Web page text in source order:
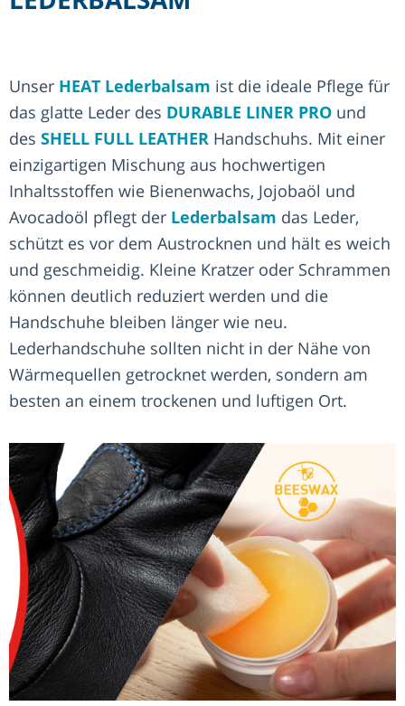
Unser HEAT Lederbalsam ist die ideale Pflege für
das glatte Leder des DURABLE LINER PRO und
des SHELL FULL LEATHER Handschuhs. Mit einer
einzigartigen Mischung aus hochwertigen
Inhaltsstoffen wie Bienenwachs, Jojobaöl und
Avocadoöl pflegt der Lederbalsam das Leder,
schützt es vor dem Austrocknen und hält es weich
und geschmeidig. Kleine Kratzer oder Schrammen
können deutlich reduziert werden und die
Handschuhe bleiben länger wie neu.
Lederhandschuhe sollten nicht in der Nähe von
Wärmequellen getrocknet werden, sondern am
besten an einem trockenen und luftigen Ort.